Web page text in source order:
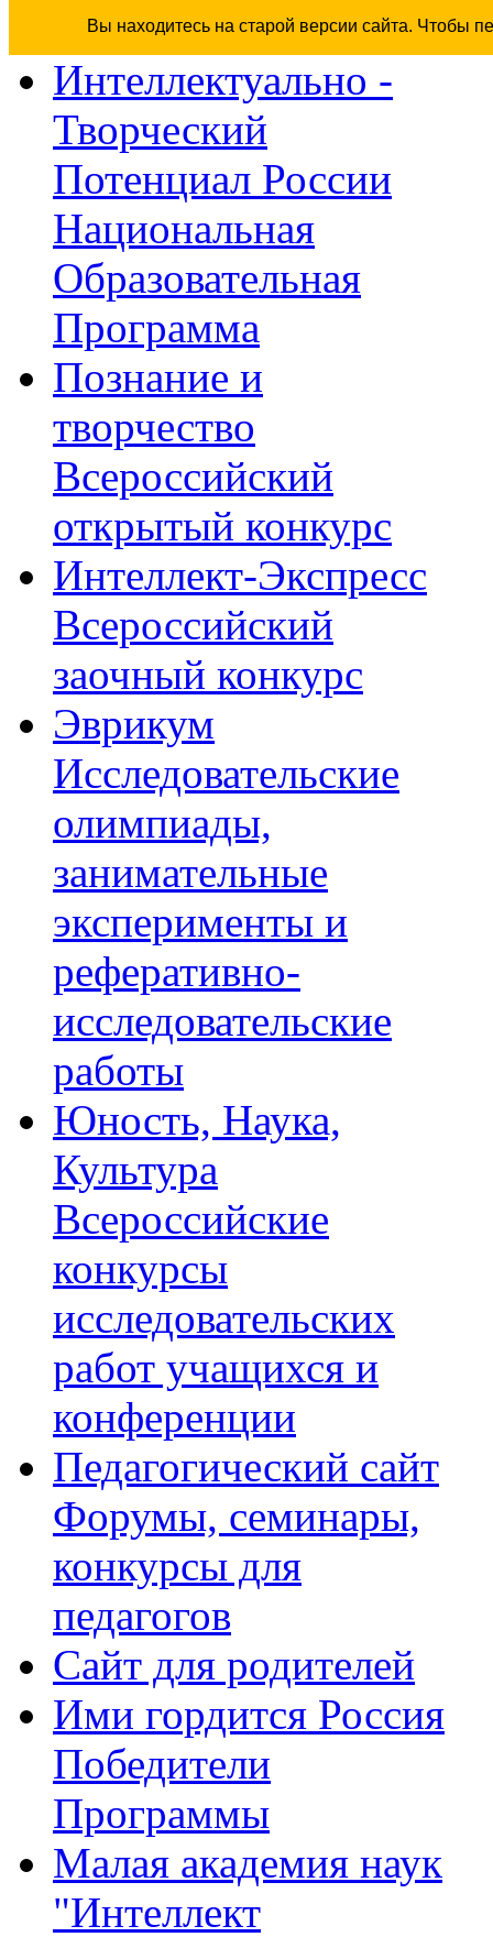
Вы находитесь на старой версии сайта. Чтобы
Интеллектуально -
Творческий
Потенциал России
Национальная
Образовательная
Программа
Познание и
творчество
Всероссийский
открытый конкурс
Интеллект-Экспресс
Всероссийский
заочный конкурс
Эврикум
Исследовательские
олимпиады,
занимательные
эксперименты и
реферативно-
исследовательские
работы
Юность, Наука,
Культура
Всероссийские
конкурсы
исследовательских
работ учащихся и
конференции
Педагогический сайт
Форумы, семинары,
конкурсы для
педагогов
Сайт для родителей
Ими гордится Россия
Победители
Программы
Малая академия наук
"Интеллект